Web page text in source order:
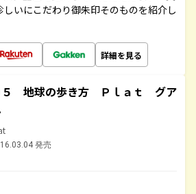
しいにこだわり御朱印そのものを紹介し
詳細を見る
５ 地球の歩き方 Ｐｌａｔ グア
発売